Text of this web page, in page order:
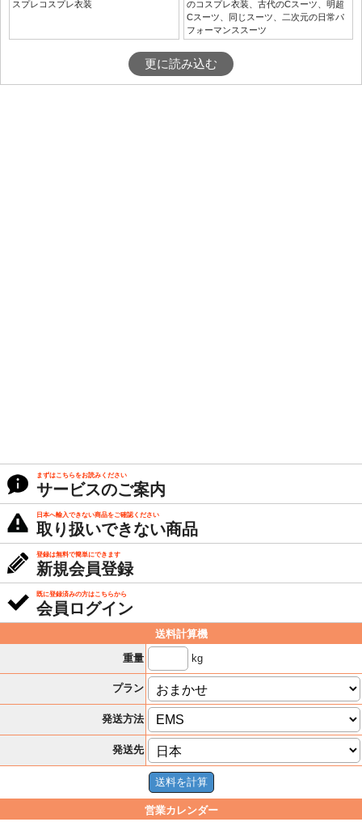
スプレコスプレ衣装
のコスプレ衣装、古代のCスーツ、明超
Cスーツ、同じスーツ、二次元の日常パ
フォーマンススーツ
更に読み込む
まずはこちらをお読みください
サービスのご案内
日本へ輸入できない商品をご確認ください
取り扱いできない商品
登録は無料で簡単にできます
新規会員登録
既に登録済みの方はこちらから
会員ログイン
送料計算機
重量
kg
プラン
発送方法
発送先
営業カレンダー